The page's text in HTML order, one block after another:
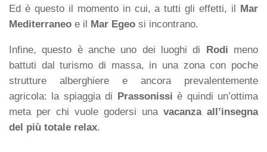
Ed è questo il momento in cui, a tutti gli effetti, il
Mar
Mediterraneo e il Mar Egeo si incontrano.
Infine, questo è anche uno dei luoghi di Rodi meno
battuti dal turismo di massa, in una zona con poche
strutture alberghiere e ancora prevalentemente
agricola: la spiaggia di
Prassonissi è quindi un’ottima
meta per chi vuole godersi una vacanza all’insegna
del più totale relax.